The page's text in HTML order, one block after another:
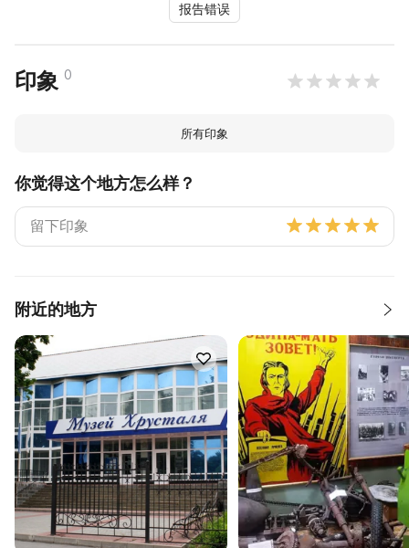
报告错误
印象 0
所有印象
你觉得这个地方怎么样？
附近的地方